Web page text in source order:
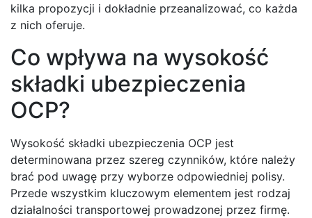
kilka propozycji i dokładnie przeanalizować, co każda
z nich oferuje.
Co wpływa na wysokość
składki ubezpieczenia
OCP?
Wysokość składki ubezpieczenia OCP jest
determinowana przez szereg czynników, które należy
brać pod uwagę przy wyborze odpowiedniej polisy.
Przede wszystkim kluczowym elementem jest rodzaj
działalności transportowej prowadzonej przez firmę.